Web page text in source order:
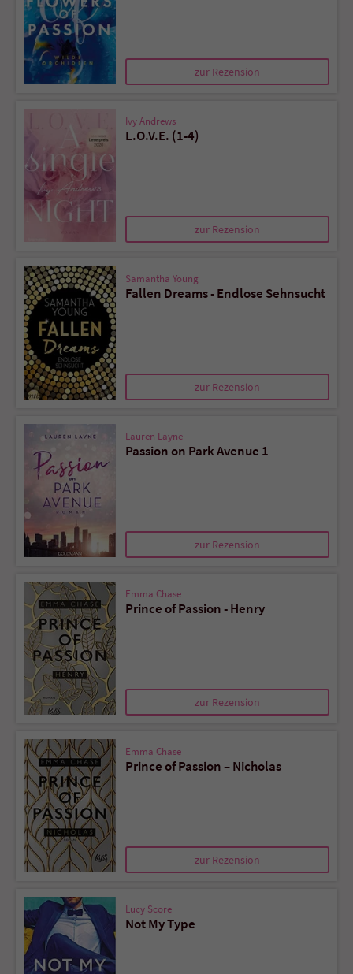
zur Rezension
Ivy Andrews
L.O.V.E. (1-4)
zur Rezension
Samantha Young
Fallen Dreams - Endlose Sehnsucht
zur Rezension
Lauren Layne
Passion on Park Avenue 1
zur Rezension
Emma Chase
Prince of Passion - Henry
zur Rezension
Emma Chase
Prince of Passion – Nicholas
zur Rezension
Lucy Score
Not My Type